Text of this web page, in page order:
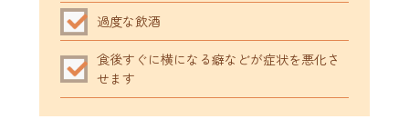
過度な飲酒
食後すぐに横になる癖などが症状を悪化さ
せます